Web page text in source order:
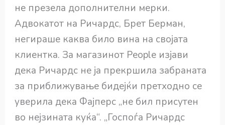
не презела дополнителни мерки.
Адвокатот на Ричардс, Брет Берман,
негираше каква било вина на својата
клиентка. За магазинот People изјави
дека Ричардс не ја прекршила забраната
за приближување бидејќи претходно се
уверила дека Фајперс „не бил присутен
во нејзината куќа“. „Госпоѓа Ричардс